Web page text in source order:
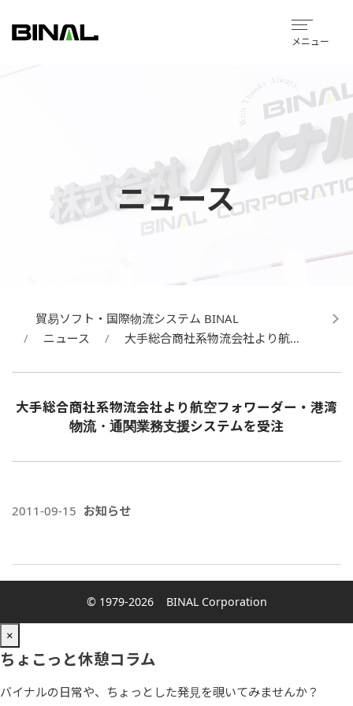
メニュー
ニュース
貿易ソフト・国際物流システム BINAL
ニュース
大手総合商社系物流会社より航…
大手総合商社系物流会社より航空フォワーダー・港湾
物流・通関業務支援システムを受注
2011-09-15 お知らせ
© 1979-2026 BINAL Corporation
×
ちょこっと休憩コラム
バイナルの日常や、ちょっとした発見を覗いてみませんか？